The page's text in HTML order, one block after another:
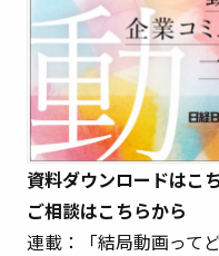
資料ダウンロードはこ
ご相談はこちらから
連載：「結局動画って